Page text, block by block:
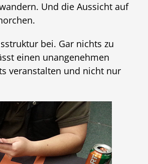
Und die Aussicht auf
bei. Gar nichts zu
einen unangenehmen
veranstalten und nicht nur